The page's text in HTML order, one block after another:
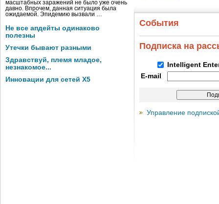
масштабных заражений не было уже очень
давно. Впрочем, данная ситуация была
ожидаемой. Эпидемию вызвали …
Не все апдейты одинаково
полезны
Утечки бывают разными
Здравствуй, племя младое,
незнакомое...
Инновации для сетей X5
События
Подписка на
Intelligent
E-mail
Управление